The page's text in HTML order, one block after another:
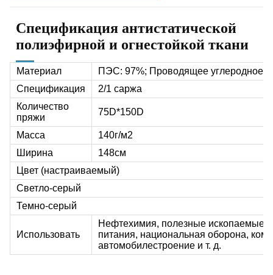
Спецификация антистатической
полиэфирной и огнестойкой ткани
Материал
ПЭС: 97%; Проводящее углеродное
Спецификация
2/1 саржа
Количество
пряжи
75D*150D
Масса 140г/м2
Ширина
148см
Цвет (настраиваемый)
Светло-серый
Темно-серый
Использовать
Нефтехимия, полезные ископаемые,
питания, национальная оборона,
автомобилестроение и т. д.